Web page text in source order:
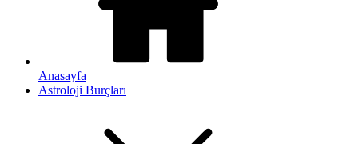
Anasayfa
Astroloji Burçları